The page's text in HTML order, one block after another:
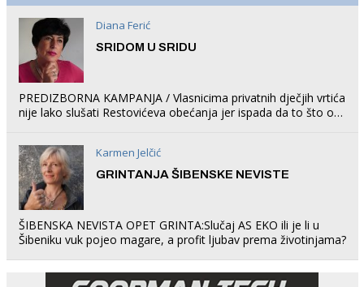
Diana Ferić
SRIDOM U SRIDU
PREDIZBORNA KAMPANJA / Vlasnicima privatnih dječjih vrtića
nije lako slušati Restovićeva obećanja jer ispada da to što oni
Karmen Jelčić
GRINTANJA ŠIBENSKE NEVISTE
ŠIBENSKA NEVISTA OPET GRINTA:Slučaj AS EKO ili je li u
Šibeniku vuk pojeo magare, a profit ljubav prema životinjama?